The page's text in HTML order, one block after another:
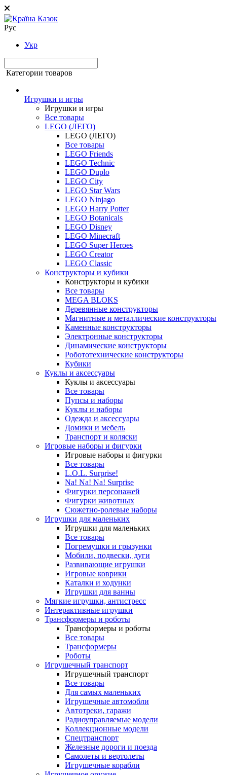
Рус
Укр
Категории товаров
Игрушки и игры
Игрушки и игры
Все товары
LEGO (ЛЕГО)
LEGO (ЛЕГО)
Все товары
LEGO Friends
LEGO Technic
LEGO Duplo
LEGO City
LEGO Star Wars
LEGO Ninjago
LEGO Harry Potter
LEGO Botanicals
LEGO Disney
LEGO Minecraft
LEGO Super Heroes
LEGO Creator
LEGO Classic
Конструкторы и кубики
Конструкторы и кубики
Все товары
MEGA BLOKS
Деревянные конструкторы
Магнитные и металлические конструкторы
Каменные конструкторы
Электронные конструкторы
Динамические конструкторы
Робототехнические конструкторы
Кубики
Куклы и аксессуары
Куклы и аксессуары
Все товары
Пупсы и наборы
Куклы и наборы
Одежда и аксессуары
Домики и мебель
Транспорт и коляски
Игровые наборы и фигурки
Игровые наборы и фигурки
Все товары
L.O.L. Surprise!
Na! Na! Na! Surprise
Фигурки персонажей
Фигурки животных
Сюжетно-ролевые наборы
Игрушки для маленьких
Игрушки для маленьких
Все товары
Погремушки и грызунки
Мобили, подвески, дуги
Развивающие игрушки
Игровые коврики
Каталки и ходунки
Игрушки для ванны
Мягкие игрушки, антистресс
Интерактивные игрушки
Трансформеры и роботы
Трансформеры и роботы
Все товары
Трансформеры
Роботы
Игрушечный транспорт
Игрушечный транспорт
Все товары
Для самых маленьких
Игрушечные автомобли
Автотреки, гаражи
Радиоуправляемые модели
Коллекционные модели
Спецтранспорт
Железные дороги и поезда
Самолеты и вертолеты
Игрушечные корабли